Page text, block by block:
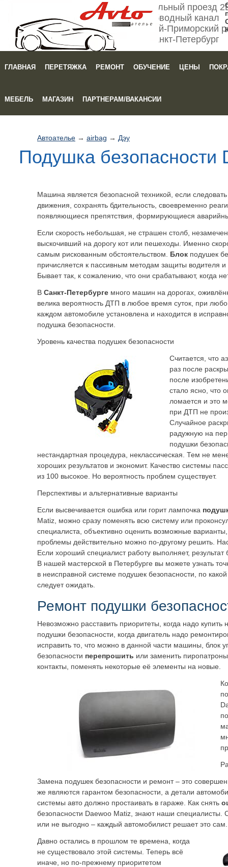
Мебельный проезд
Обводный канал
Кировский-Приморский
Санкт-Петербург
ГЛАВНАЯ ПЕРЕТЯЖКА РЕМОНТ ОБУЧЕНИЕ ЦЕНЫ
МЕБЕЛЬ МАГАЗИН ПАРТНЕРАМ/ВАКАНСИИ
Автоателье → airbag → Дэу
Подушка безопасности
Машина является безопасной техникой, если
движения, сохранять бдительность, своевременно
появляющиеся препятствия, формирующиеся
Если скорость небольшая, не страшен столб,
выскочивший на дорогу кот или пешеходы. Именно
самым рискованным обстоятельством. Блок подушек
причисляется к пассивным методам защиты водителя
Бывает так, к сожалению, что они срабатывают, когда
В Санкт-Петербурге много машин на дорогах,
велика вероятность ДТП в любое время суток, при
каждом автомобиле установлена и находится в
подушка безопасности.
Уровень качества подушек безопасности
Считается, что
раз после
после
стало ясно, что
ломается и это
при ДТП не
Случайное
радужную на
подушки
нестандартная процедура, неклассическая. Тем не
хороших результатов и экономит. Качество системы
из 100 высокое. Но вероятность проблем существует.
Перспективы и альтернативные варианты
Если высвечивается ошибка или горит лампочка
Matiz, можно сразу поменять всю систему или
специалиста, объективно оценить возможные
проблемы действительно можно по-другому решить.
Если хороший специалист работу выполняет,
В нашей мастерской в Петербурге вы можете узнать
в неисправной системе подушек безопасности, по какой
следует ожидать.
Ремонт подушки
Невозможно расставить приоритеты, когда надо купить
подушки безопасности, когда двигатель надо
исправить то, что можно в данной части машины, блок
безопасности перепрошить или заменить
контакты, поменять некоторые её элементы на новые.
Замена подушек безопасности и ремонт – это
же являются гарантом безопасности, а детали
системы авто должно простаивать в гараже. Как снять
безопасности Daewoo Matiz, знают наши специалисты.
или не выгодно – каждый автомобилист решает это сам.
Давно остались в прошлом те времена, когда
не существовало этой системы. Теперь всё
иначе, но по-прежнему приоритетом